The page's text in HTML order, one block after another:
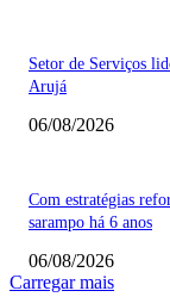
Setor de Serviços
Arujá
06/08/2026
Com estratégias
sarampo há 6 anos
06/08/2026
Carregar mais